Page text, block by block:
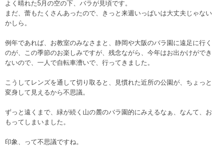
よく晴れた5月の空の下、バラが見頃です。
まだ、蕾もたくさんあったので、きっと来週いっぱいは大丈夫じゃない
かしら。
例年であれば、お教室のみなさまと、静岡や大阪のバラ園に遠足に行く
のが、この季節のお楽しみですが、残念ながら、今年はお出かけができ
ないので、一人で自転車漕いで、行ってきました。
こうしてレンズを通して切り取ると、見慣れた近所の公園が、ちょっと
変身して見えるから不思議。
ずっと遠くまで、緑が続く山の麓のバラ園的にみえるなぁ、なんて、お
もってしまいました。
印象、って不思議ですね。